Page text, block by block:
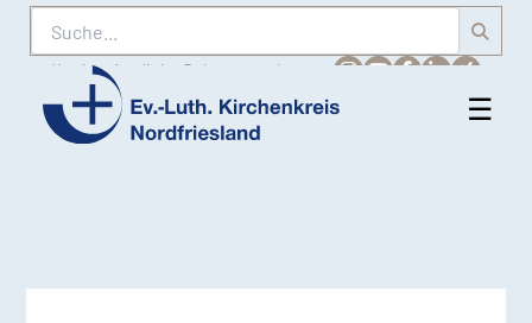
Suche
Karriere Amtliche Bekanntmachungen
Ev.-
☰